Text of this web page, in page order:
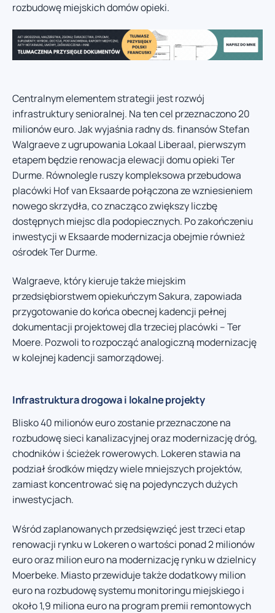
rozbudowę miejskich domów opieki.
Centralnym elementem strategii jest rozwój
infrastruktury senioralnej. Na ten cel przeznaczono 20
milionów euro. Jak wyjaśnia radny ds. finansów Stefan
Walgraeve z ugrupowania Lokaal Liberaal, pierwszym
etapem będzie renowacja elewacji domu opieki Ter
Durme. Równolegle ruszy kompleksowa przebudowa
placówki Hof van Eksaarde połączona ze wzniesieniem
nowego skrzydła, co znacząco zwiększy liczbę
dostępnych miejsc dla podopiecznych. Po zakończeniu
inwestycji w Eksaarde modernizacja obejmie również
ośrodek Ter Durme.
Walgraeve, który kieruje także miejskim
przedsiębiorstwem opiekuńczym Sakura, zapowiada
przygotowanie do końca obecnej kadencji pełnej
dokumentacji projektowej dla trzeciej placówki – Ter
Moere. Pozwoli to rozpocząć analogiczną modernizację
w kolejnej kadencji samorządowej.
Infrastruktura drogowa i lokalne projekty
Blisko 40 milionów euro zostanie przeznaczone na
rozbudowę sieci kanalizacyjnej oraz modernizację dróg,
chodników i ścieżek rowerowych. Lokeren stawia na
podział środków między wiele mniejszych projektów,
zamiast koncentrować się na pojedynczych dużych
inwestycjach.
Wśród zaplanowanych przedsięwzięć jest trzeci etap
renowacji rynku w Lokeren o wartości ponad 2 milionów
euro oraz milion euro na modernizację rynku w dzielnicy
Moerbeke. Miasto przewiduje także dodatkowy milion
euro na rozbudowę systemu monitoringu miejskiego i
około 1,9 miliona euro na program premii remontowych